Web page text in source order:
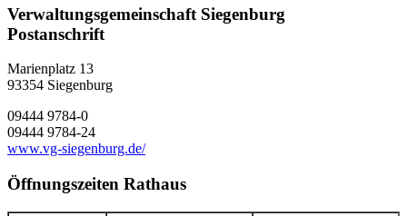
Verwaltungsgemeinschaft Siegenburg
Postanschrift
Marienplatz 13
93354 Siegenburg
09444 9784-0
09444 9784-24
www.vg-siegenburg.de/
Öffnungszeiten Rathaus